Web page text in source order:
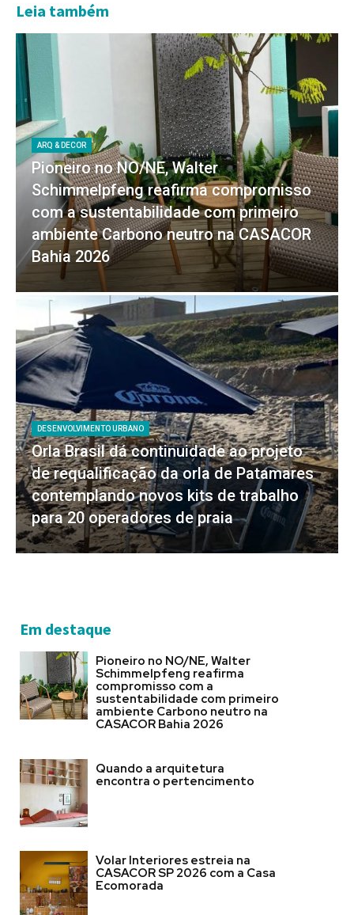
Leia também
ARQ & DECOR
Pioneiro no NO/NE, Walter
Schimmelpfeng reafirma compromisso
com a sustentabilidade com primeiro
ambiente Carbono neutro na CASACOR
Bahia 2026
DESENVOLVIMENTO URBANO
Orla Brasil dá continuidade ao projeto
de requalificação da orla de Patamares
contemplando novos kits de trabalho
para 20 operadores de praia
Em destaque
Pioneiro no NO/NE, Walter
Schimmelpfeng reafirma
compromisso com a
sustentabilidade com primeiro
ambiente Carbono neutro na
CASACOR Bahia 2026
Quando a arquitetura
encontra o pertencimento
Volar Interiores estreia na
CASACOR SP 2026 com a Casa
Ecomorada